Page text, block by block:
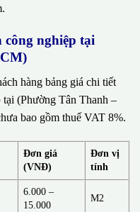
công nghiệp tại
hàng bảng giá chi tiết
tại (Phường Tân Thanh –
bao gồm thuế VAT 8%.
Đơn giá
(VNĐ)
Đơn vị
tính
6.000 –
15.000
M2